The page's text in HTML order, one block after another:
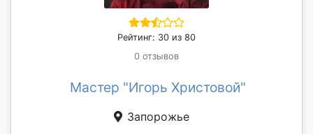
Рейтинг: 30 из 80
0 отзывов
Мастер "Игорь Христовой"
Запорожье